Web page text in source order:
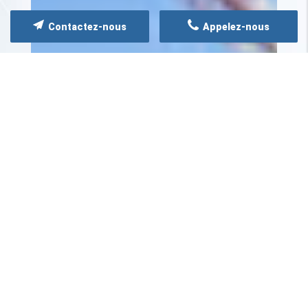
Appelez-nous
Contactez-nous